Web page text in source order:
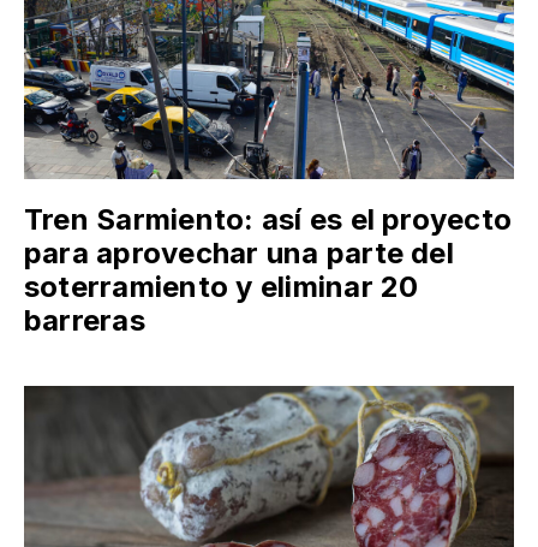
Tren Sarmiento: así es el proyecto
para aprovechar una parte del
soterramiento y eliminar 20
barreras